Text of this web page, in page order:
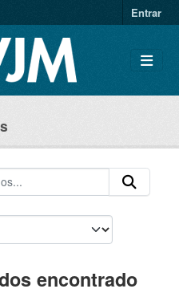
Entrar
encontrado